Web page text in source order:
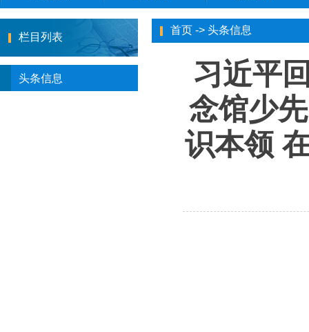
栏目列表
头条信息
首页 -> 头条信息
习近平
念馆少
识本领